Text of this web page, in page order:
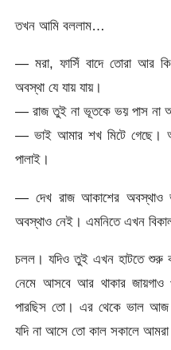
তখন আমি বললাম…
— মরা, ফাসিঁ বাদে তোরা আর
অবস্থা যে যায় যায়।
— রাজ তুই না ভূতকে ভয় পাস না
— ভাই আমার শখ মিটে গেছে।
পালাই।
— দেখ রাজ আকাশের অবস্থাও
অবস্থাও নেই। এমনিতে এখন
চলল। যদিও তুই এখন হাটতে শুরু
নেমে আসবে আর থাকার জায়গাও
পারছিস তো। এর থেকে ভাল আজ
যদি না আসে তো কাল সকালে আমরা